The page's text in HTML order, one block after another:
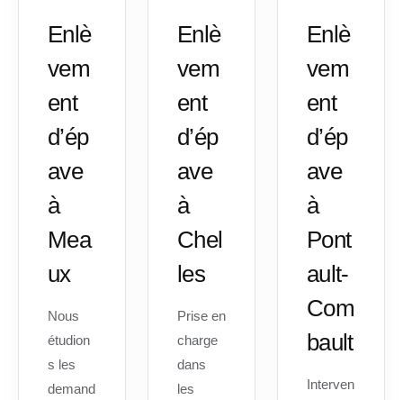
Enlè
vem
ent
d’ép
ave
à
Mea
ux
Nous
étudion
s les
demand
Enlè
vem
ent
d’ép
ave
à
Chel
les
Prise en
charge
dans
les
Enlè
vem
ent
d’ép
ave
à
Pont
ault-
Com
bault
Interven